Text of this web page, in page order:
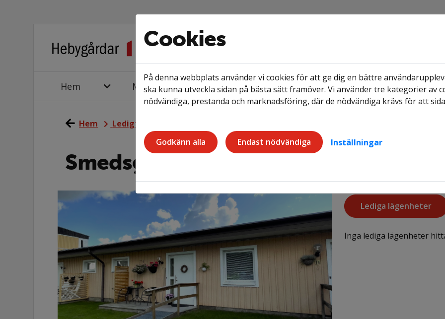
Hem Mina sidor Ledigt just nu Frågor & Svar
Hem Ledigt just nu
Smedsgatan 1
Lediga lägenheter
Inga lediga lägenheter
Cookies
På denna webbplats använder vi cookies för att ge dig en bättre
ska kunna utveckla sidan på bästa sätt framöver. Vi använder tre kategorier av
nödvändiga, prestanda och marknadsföring, där de nödvändiga krävs för att
Godkänn alla Endast nödvändiga Inställningar